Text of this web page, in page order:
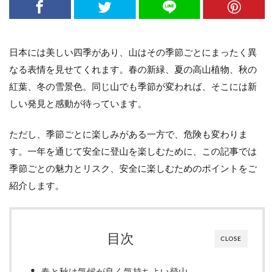
日本には美しい四季があり、山はその季節ごとにまったく異
なる表情を見せてくれます。春の新緑、夏の高山植物、秋の
紅葉、冬の雪景色。同じ山でも季節が変われば、そこには新
しい発見と感動が待っています。
ただし、季節ごとに楽しみがある一方で、危険も変わりま
す。一年を通じて安全に登山を楽しむために、この記事では
季節ごとの魅力とリスク、安全に楽しむためのポイントをご
紹介します。
CLOSE
目次
檜洞丸
瑞牆山 登山アプリ
登山ブランド
登山映画
神奈川県の山歩き
美の山
群馬県の山歩き
花の百名山
行動食
表銀座
袈裟丸山 赤岳
里山活動
長野県の山歩き
関東の山歩き
飛騨山脈
飯能アルプス
検索